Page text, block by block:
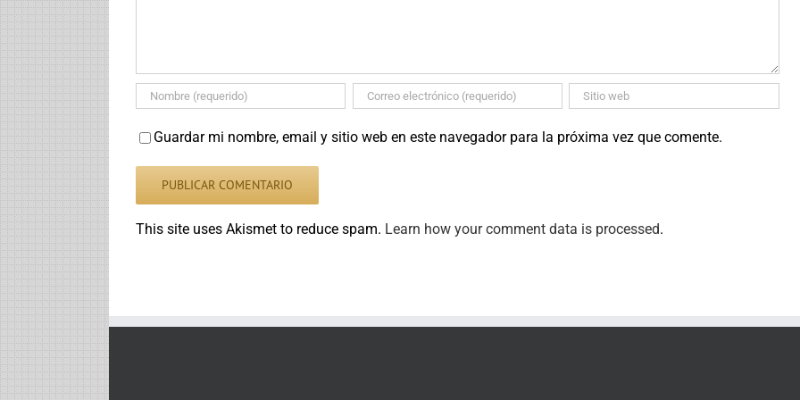
Guardar mi nombre, email y sitio web en este navegador para la próxima vez que comente.
This site uses Akismet to reduce spam. Learn how your comment data is processed.